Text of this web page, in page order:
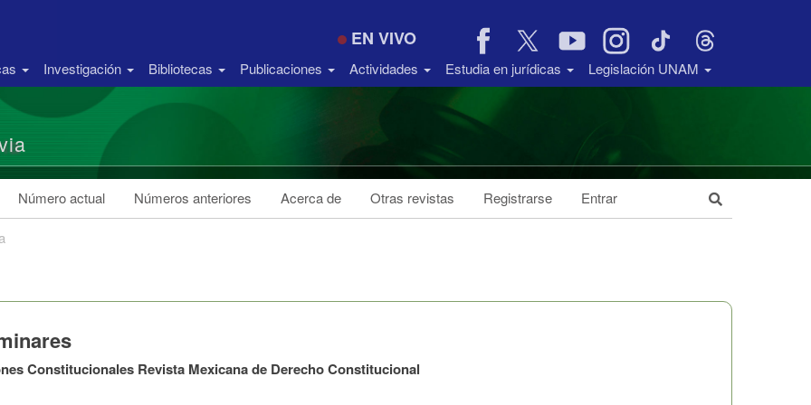
EN VIVO
Investigación Bibliotecas Publicaciones Actividades Estudia en jurídicas Legislación UNAM
Número actual Números anteriores Acerca de Otras revistas Registrarse Entrar
Constitucionales Revista Mexicana de Derecho Constitucional